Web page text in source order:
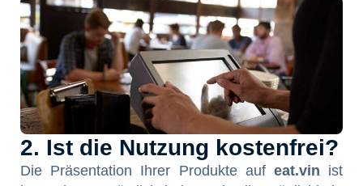
2. Ist die Nutzung kostenfrei?
Die Präsentation Ihrer Produkte auf eat.vin ist